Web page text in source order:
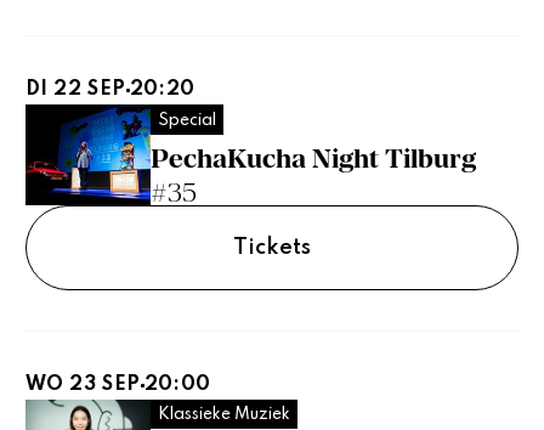
PechaKucha Night Tilburg
#35
Special
Tickets
DI 22 SEP 20:20
Klassieke Muziek
WO 23 SEP 20:00